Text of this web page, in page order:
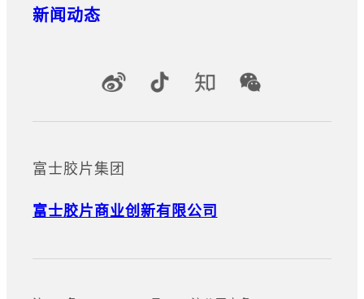
新闻动态
官方社交媒体账号
富士胶片集团
富士胶片商业创新有限公司